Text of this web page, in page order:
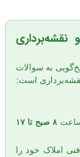
به سوالات
است:
۸ صبح تا ۱۷
املاک خود را